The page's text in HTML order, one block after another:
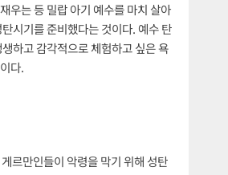
우는 등 밀랍 아기 예수를 마치 살아
시기를 준비했다는 것이다. 예수 탄
하고 감각적으로 체험하고 싶은 욕
다.
르만인들이 악령을 막기 위해 성탄